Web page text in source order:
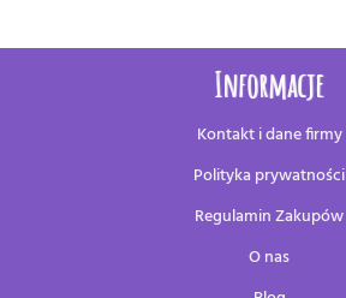
Informacje
Kontakt i dane firmy
Polityka prywatności
Regulamin Zakupów
O nas